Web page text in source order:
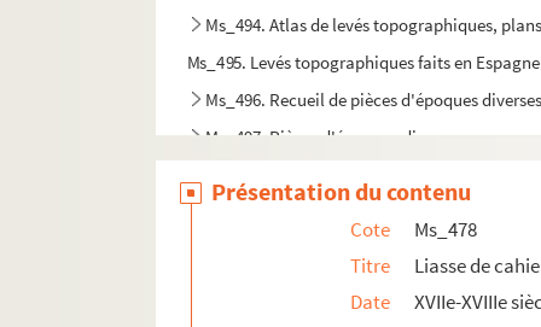
Ms_494. Atlas de levés topographiques,
Ms_495. Levés topographiques faits en
Ms_496. Recueil de pièces d'époques
Ms_497. Pièces d'époques diverses
Ms_499. Problèmes d'échecs et de dames.
Présentation du contenu
Cote
Ms_478
Titre
Liasse de
Date
XVIIe-XVIIIe